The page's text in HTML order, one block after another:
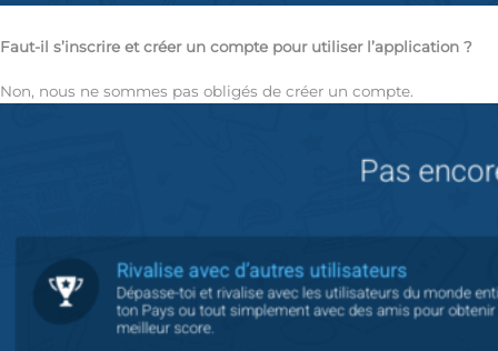
Faut-il s’inscrire et créer un compte pour utiliser l’application ?
Non, nous ne sommes pas obligés de créer un compte.